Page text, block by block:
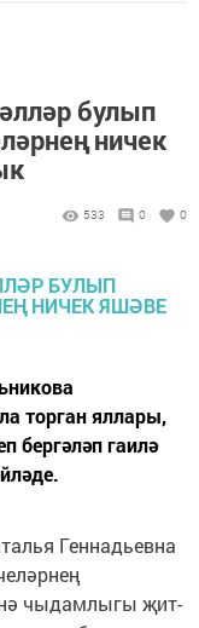
булып
ничек
533 0 0
торган яллары,
бергәләп гаилә
Геннадьевна
чыдамлыгы җит­